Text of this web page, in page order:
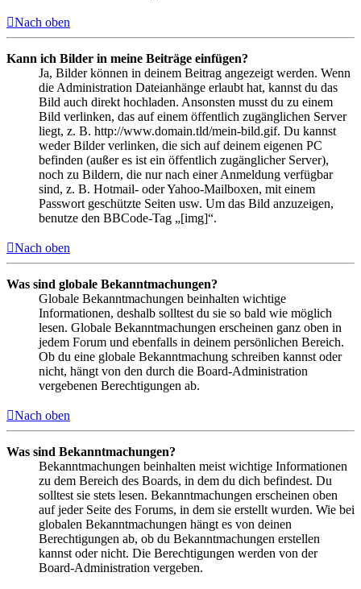
Nach oben
Kann ich Bilder in meine Beiträge einfügen?
Ja, Bilder können in deinem Beitrag angezeigt werden. Wenn
die Administration Dateianhänge erlaubt hat, kannst du das
Bild auch direkt hochladen. Ansonsten musst du zu einem
Bild verlinken, das auf einem öffentlich zugänglichen Server
liegt, z. B. http://www.domain.tld/mein-bild.gif. Du kannst
weder Bilder verlinken, die sich auf deinem eigenen PC
befinden (außer es ist ein öffentlich zugänglicher Server),
noch zu Bildern, die nur nach einer Anmeldung verfügbar
sind, z. B. Hotmail- oder Yahoo-Mailboxen, mit einem
Passwort geschützte Seiten usw. Um das Bild anzuzeigen,
benutze den BBCode-Tag „[img]“.
Nach oben
Was sind globale Bekanntmachungen?
Globale Bekanntmachungen beinhalten wichtige
Informationen, deshalb solltest du sie so bald wie möglich
lesen. Globale Bekanntmachungen erscheinen ganz oben in
jedem Forum und ebenfalls in deinem persönlichen Bereich.
Ob du eine globale Bekanntmachung schreiben kannst oder
nicht, hängt von den durch die Board-Administration
vergebenen Berechtigungen ab.
Nach oben
Was sind Bekanntmachungen?
Bekanntmachungen beinhalten meist wichtige Informationen
zu dem Bereich des Boards, in dem du dich befindest. Du
solltest sie stets lesen. Bekanntmachungen erscheinen oben
auf jeder Seite des Forums, in dem sie erstellt wurden. Wie bei
globalen Bekanntmachungen hängt es von deinen
Berechtigungen ab, ob du Bekanntmachungen erstellen
kannst oder nicht. Die Berechtigungen werden von der
Board-Administration vergeben.